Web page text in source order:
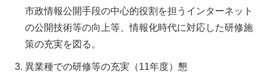
市政情報公開手段の中心的役割を担うインターネット
の公開技術等の向上等、情報化時代に対応した研修施
策の充実を図る。
異業種での研修等の充実（11年度）懇